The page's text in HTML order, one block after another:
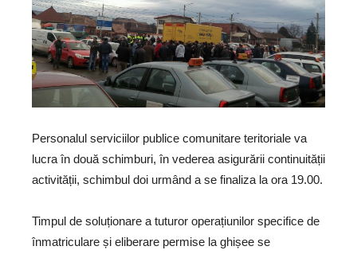
Personalul serviciilor publice comunitare teritoriale va
lucra în două schimburi, în vederea asigurării continuității
activității, schimbul doi urmând a se finaliza la ora 19.00.
Timpul de soluționare a tuturor operațiunilor specifice de
înmatriculare și eliberare permise la ghișee se